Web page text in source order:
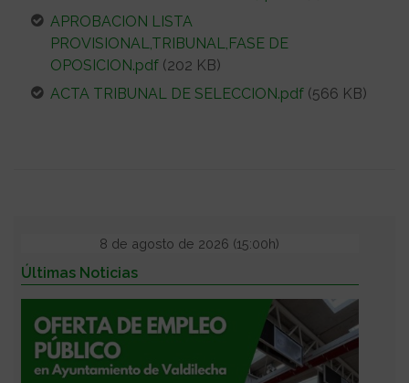
APROBACION LISTA
PROVISIONAL,TRIBUNAL,FASE DE
OPOSICION.pdf (202 KB)
ACTA TRIBUNAL DE SELECCION.pdf (566 KB)
8 de agosto de 2026 (15:00h)
Últimas Noticias